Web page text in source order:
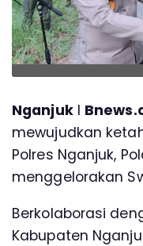
Nganjukl
mewujudkan
Polres Nganjuk,
menggelorakan
Berkolaborasi
Kabupaten